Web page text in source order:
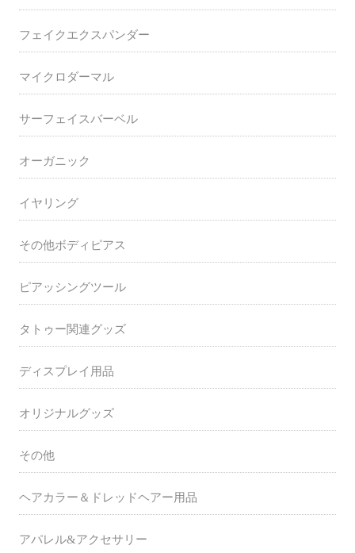
フェイクエクスパンダー
マイクロダーマル
サーフェイスバーベル
オーガニック
イヤリング
その他ボディピアス
ピアッシングツール
タトゥー関連グッズ
ディスプレイ用品
オリジナルグッズ
その他
ヘアカラー＆ドレッドヘアー用品
アパレル&アクセサリー